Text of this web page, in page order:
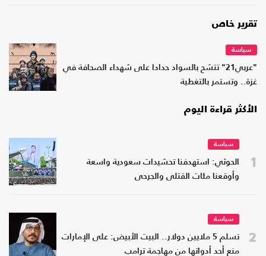
تقرير خاص
سياسة
"عربي21" تتشح بالسواد حدادا على شهداء الصحافة في
غزة.. وتستمر بالتغطية
الأكثر قراءة اليوم
1
سياسة
الحوثي: استهدفنا تحشيدات سعودية واسعة
وأوقعنا مئات القتلى والجرحى
2
سياسة
تسلم 5 ملايين دولار.. البيت الأبيض: على الإمارات
منع أحد أدواتها من مهاجمة ترامب